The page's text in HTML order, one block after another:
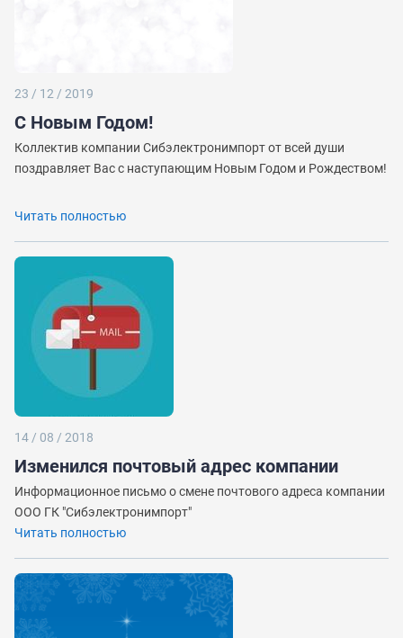
23 / 12 / 2019
С Новым Годом!
Коллектив компании Сибэлектронимпорт от всей души
поздравляет Вас с наступающим Новым Годом и Рождеством!
Читать полностью
14 / 08 / 2018
Изменился почтовый адрес компании
Информационное письмо о смене почтового адреса компании
ООО ГК "Сибэлектронимпорт"
Читать полностью